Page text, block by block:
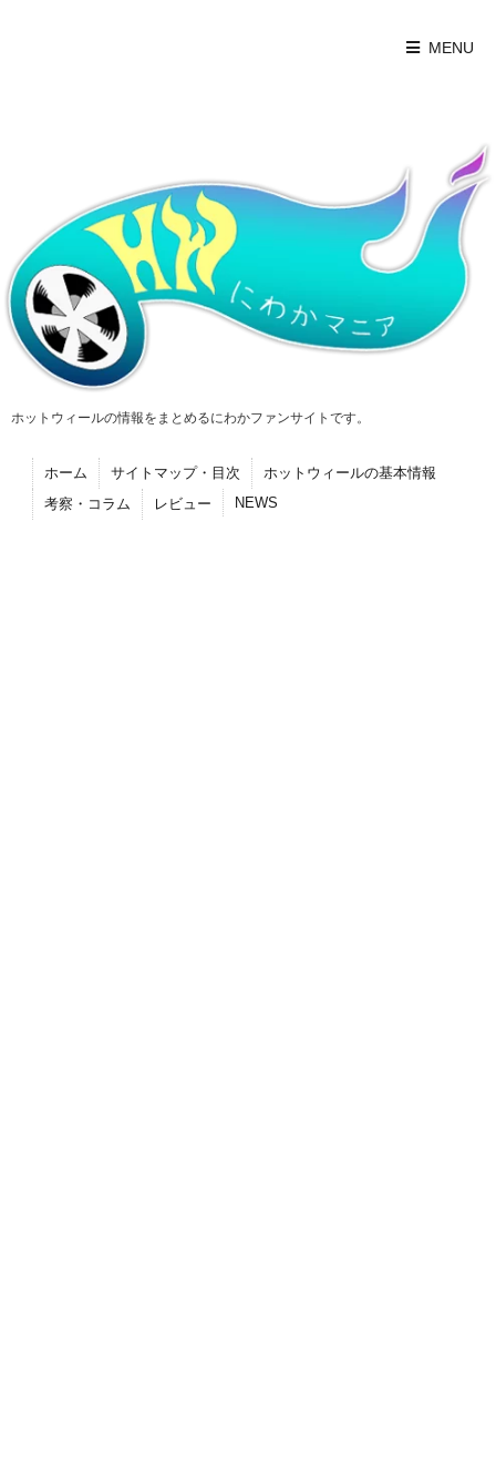
MENU
ホットウィールの情報をまとめるにわかファンサイトです。
ホーム サイトマップ・目次
ホットウィールの基本情報
考察・コラム
レビュー NEWS